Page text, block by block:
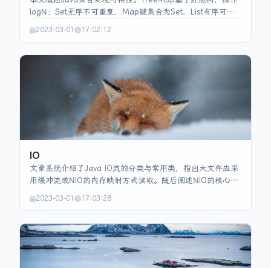
logN；Set无序不可重复，Map键集合为Set，List有序可重
LinkedList双向链表，插删快但随机访问O(N)。线程安全List
CopyOnWriteArrayList（读无锁、写复制，适合读多写
少）。HashSet依赖HashMap，TreeSet红黑树并支持排
序。BlockingQueue基于ReentrantLock+Condition实现阻
塞。Stream API分中间与终端操作，常用filter、map、
distinct、sorted、reduce等用于函数式聚合。
2023-03-01 17:02:12
IO
文章系统介绍了Java IO流的分类与常用类，指出大文件应采
用缓冲流或NIO的内存映射方式读取。随后阐述NIO的核心
解对象序列化/反序列化机制、serialVersionUID的作用，并
特点，最后提供不使用JSON时的实现思路。
2023-03-01 17:03:28